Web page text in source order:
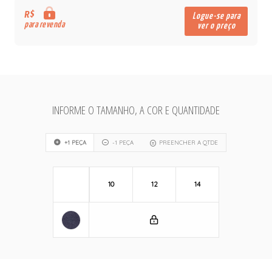
R$
para revenda
Logue-se para
ver o preço
INFORME O TAMANHO, A COR E QUANTIDADE
+1 PEÇA -1 PEÇA PREENCHER A QTDE
10 12 14